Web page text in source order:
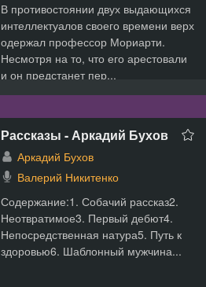
В противостоянии двух выдающихся
интеллектуалов своего времени верх
одержал профессор Мориарти.
Несмотря на то, что его арестовали
и он предстанет пер...
Рассказы - Аркадий Бухов
Аркадий Бухов
Валерий Никитенко
Содержание:1. Собачий рассказ2.
Неотвратимое3. Первый дебют4.
Непосредственная натура5. Путь к
здоровью6. Шаблонный мужчина...